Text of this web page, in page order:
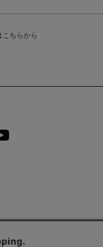
ちらから
お問い合わせ